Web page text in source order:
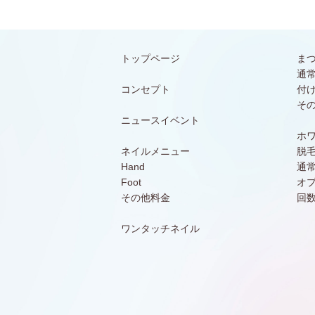
トップページ
コンセプト
ニュースイベント
ネイルメニュー
Hand
Foot
その他料金
ワンタッチネイル
ま
通
付
そ
ホ
脱
通
オ
回